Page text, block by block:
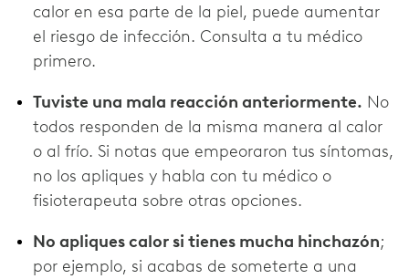
calor en esa parte de la piel, puede aumentar
el riesgo de infección. Consulta a tu médico
primero.
Tuviste una mala reacción anteriormente. No
todos responden de la misma manera al calor
o al frío. Si notas que empeoraron tus síntomas,
no los apliques y habla con tu médico o
fisioterapeuta sobre otras opciones.
No apliques calor si tienes mucha hinchazón;
por ejemplo, si acabas de someterte a una